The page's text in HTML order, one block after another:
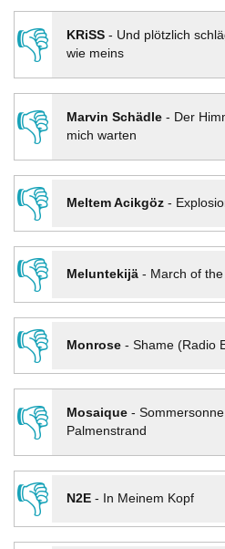
👎
KRiSS- Und plötzlich
wie meins
👎 Marvin Schädle- Der
mich warten
👎
Meltem Acikgöz-
👎
Meluntekijä- March of the
👎
Monrose- Shame (Radio
👎
Mosaique-
Palmenstrand
👎
N2E- In Meinem Kopf